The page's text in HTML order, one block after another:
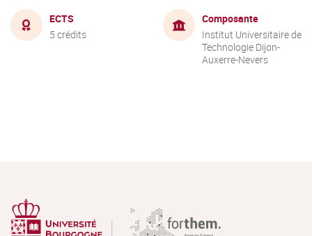
ECTS
5 crédits
Composante
Institut Universitaire de
Technologie Dijon-
Auxerre-Nevers